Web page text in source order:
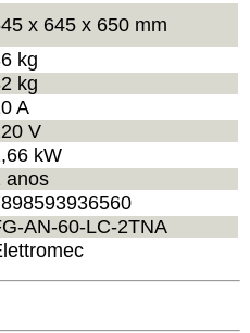
x 645 x 650 mm
kg
kg
A
V
kW
anos
AN-60-LC-2TNA